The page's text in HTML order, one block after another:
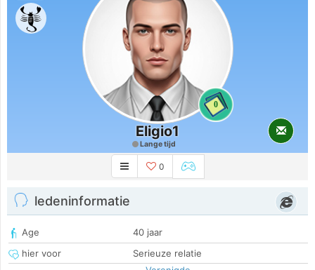
0
Eligio1
Lange tijd
0
ledeninformatie
Age
40 jaar
hier voor
Serieuze relatie